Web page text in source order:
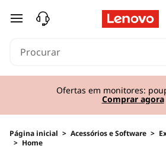
saltar para o conteúdo principal
Ofertas em monitores:
Comprar agora
Página inicial > Acessórios e Software >
> Home